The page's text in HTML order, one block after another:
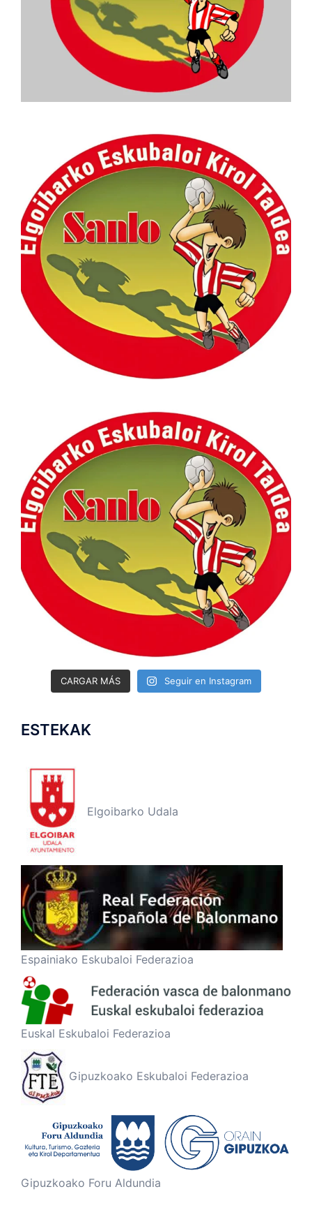
CARGAR MÁS Seguir en Instagram
ESTEKAK
Elgoibarko Udala
Espainiako Eskubaloi Federazioa
Euskal Eskubaloi Federazioa
Gipuzkoako Eskubaloi Federazioa
Gipuzkoako Foru Aldundia